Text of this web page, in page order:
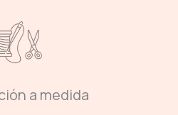
a medida